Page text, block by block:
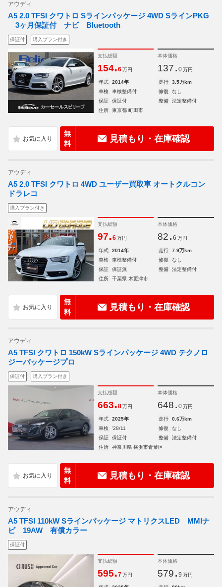
アウディ
A5 2.0 TFSI クワトロ Sラインパッケージ 4WD SラインPKG
3ヶ月保証付 ナビ Bluetooth
保証付 購入プラン付き
支払総額
154.6 万円
本体価格
137. 0 万円
年式 2014年 走行
3.5万km
車検
車検整備付 修復
なし
保証
保証付 整備
法定整備付
住所
東京都 町田市
無
料
見積もり・在庫確認
アウディ
A5 2.0 TFSI クワトロ 4WD ユーザー買取車 オートクルコン
ドラレコ
購入プラン付き
支払総額
97.6 万円
本体価格
82. 6 万円
年式 2014年 走行
7.9万km
車検
車検整備付 修復
なし
保証
保証無 整備
法定整備付
住所
千葉県 木更津市
無
料
見積もり・在庫確認
アウディ
A5 TFSI クワトロ 150kW Sラインパッケージ 4WD テクノロ
ジーパッケージプロ
保証付 購入プラン付き
支払総額
663.8 万円
本体価格
648. 0 万円
年式 2025年 走行
0.6万km
車検
'28/11 修復
なし
保証
保証付 整備
法定整備付
住所
神奈川県 横浜市青葉区
無
料
見積もり・在庫確認
アウディ
A5 TFSI 110kW Sラインパッケージ マトリクスLED MMIナ
ビ 19AW 有償カラー
保証付
支払総額
595.7 万円
本体価格
579. 9 万円